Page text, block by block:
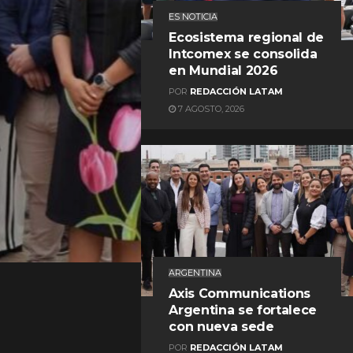
ES NOTICIA
Ecosistema regional de
Intcomex se consolida
en Mundial 2026
POR REDACCIÓN LATAM
7 AGOSTO, 2026
ARGENTINA
Axis Communications
Argentina se fortalece
con nueva sede
POR REDACCIÓN LATAM